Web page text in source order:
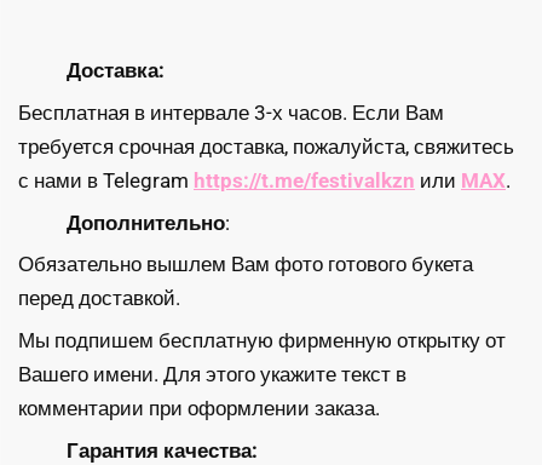
Доставка:
Бесплатная в интервале 3-х часов. Если Вам
требуется срочная доставка, пожалуйста, свяжитесь
с нами в Telegram https://t.me/festivalkzn или MAX.
Дополнительно:
Обязательно вышлем Вам фото готового букета
перед доставкой.
Мы подпишем бесплатную фирменную открытку от
Вашего имени. Для этого укажите текст в
комментарии при оформлении заказа.
Гарантия качества: